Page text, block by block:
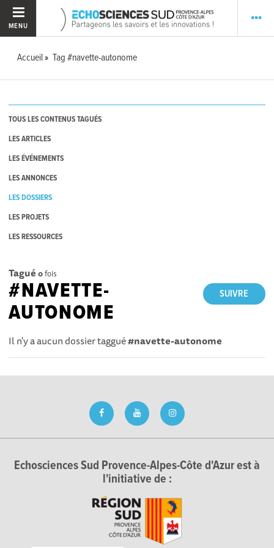
MENU
Accueil Tag #navette-autonome
TOUS LES CONTENUS TAGUÉS
LES ARTICLES
LES ÉVÉNEMENTS
LES ANNONCES
LES DOSSIERS
LES PROJETS
LES RESSOURCES
Tagué 0fois
SUIVRE
#NAVETTE-
AUTONOME
Il n'y a aucun dossier taggué#navette-autonome
Echosciences Sud Provence-Alpes-Côte d'Azur est à
l'initiative de :